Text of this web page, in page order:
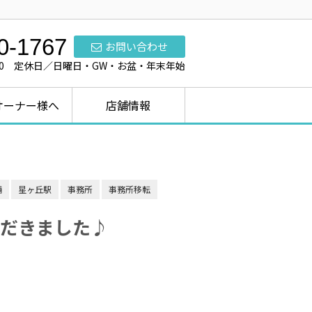
お問い合わせ
1767
定休日／日曜日・GW・お盆・年末年始
ーナー様へ 店舗情報
星ヶ丘駅 事務所 事務所移転
きました♪